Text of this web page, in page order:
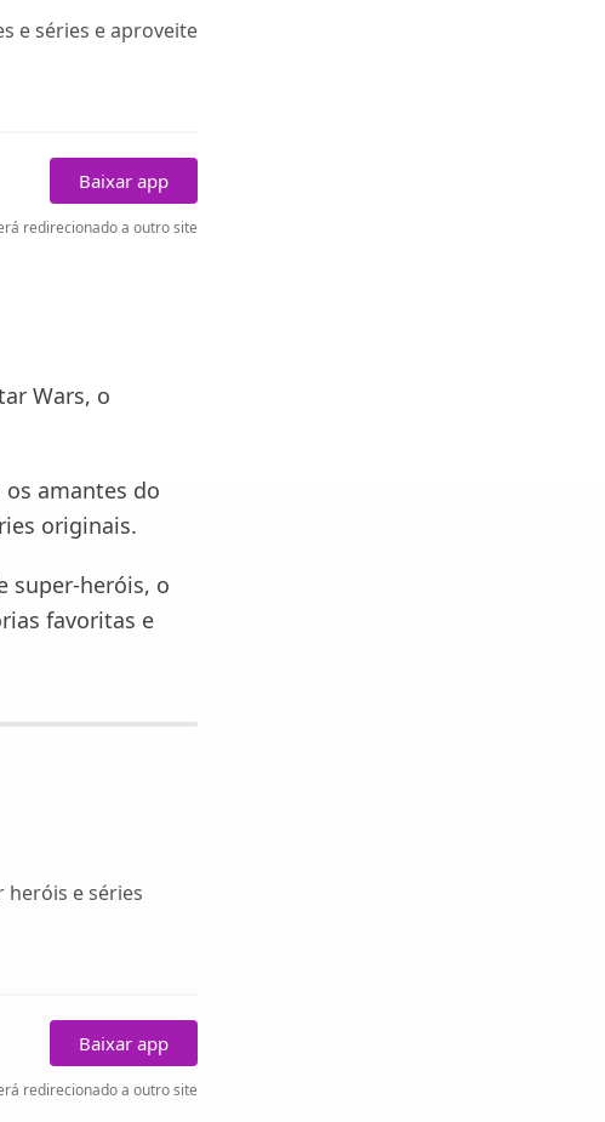
e séries e aproveite
Baixar app
redirecionado a outro site
Wars, o
amantes do
originais.
super-heróis, o
favoritas e
heróis e séries
Baixar app
redirecionado a outro site